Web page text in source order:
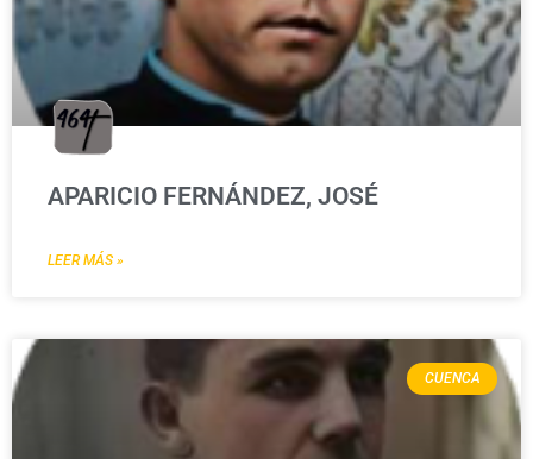
APARICIO FERNÁNDEZ, JOSÉ
LEER MÁS »
CUENCA